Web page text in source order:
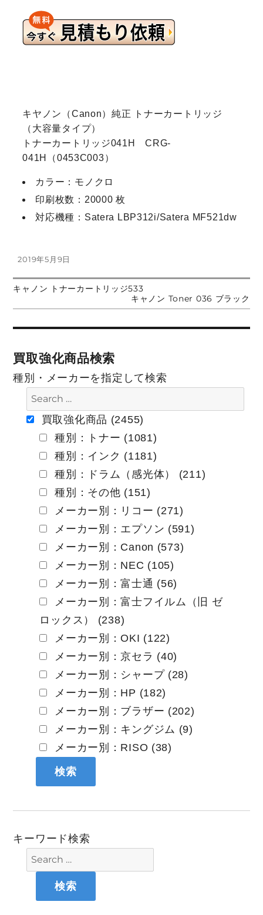
キヤノン（Canon）純正 トナーカートリッジ
（大容量タイプ）
トナーカートリッジ041H CRG-
041H（0453C003）
カラー：モノクロ
印刷枚数：20000 枚
対応機種：Satera LBP312i/Satera MF521dw
投
2019年5月9日
投
ビ
ー
前
投
キャノン トナーカートリッジ533
の
稿:
キャノン Toner 036 ブラック
買取強化商品検索
種別・メーカーを指定して検索
買取強化商品 (2455)
種別：トナー (1081)
種別：インク (1181)
種別：ドラム（感光体） (211)
種別：その他 (151)
メーカー別：リコー (271)
メーカー別：エプソン (591)
メーカー別：Canon (573)
メーカー別：NEC (105)
メーカー別：富士通 (56)
メーカー別：富士フイルム（旧 ゼ
ロックス） (238)
メーカー別：OKI (122)
メーカー別：京セラ (40)
メーカー別：シャープ (28)
メーカー別：HP (182)
メーカー別：ブラザー (202)
メーカー別：キングジム (9)
メーカー別：RISO (38)
キーワード検索